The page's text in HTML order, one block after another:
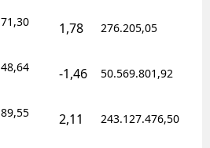
71,30 1,78 276.205,05
48,64 -1,46 50.569.801,92
89,55 2,11 243.127.476,50